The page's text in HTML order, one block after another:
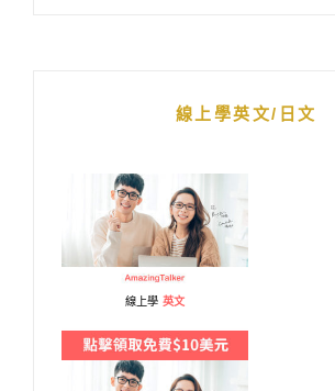
線上學英文/日文
線上學 英文